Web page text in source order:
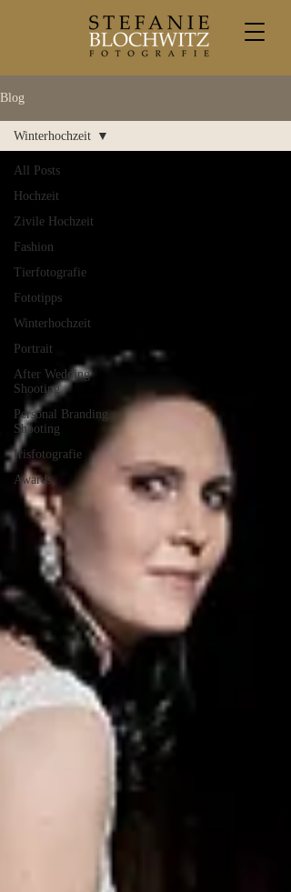
Blog
All Posts
Hochzeit
Zivile Hochzeit
Fashion
Tierfotografie
Fototipps
Winterhochzeit
Portrait
After Wedding
Shooting
Personal Branding
Shooting
Irisfotografie
Awards
Winterhochzeit